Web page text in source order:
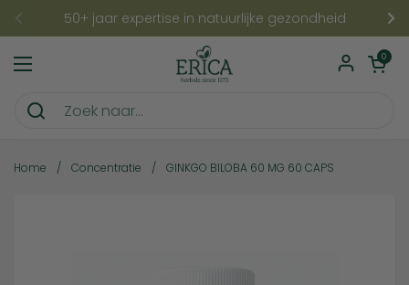
Ga naar content50+ jaar expertise in natuurlijke gezondheid
Menu openen
0
Home / Concentratie / GINKGO BILOBA 60 MG 60 CAPS